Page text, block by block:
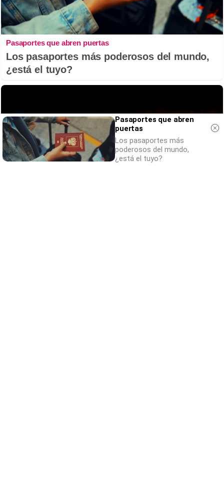
Pasaportes que abren puertas
Los pasaportes más poderosos del mundo,
¿está el tuyo?
Pasaportes que abren
puertas
Los pasaportes más
poderosos del mundo,
¿está el tuyo?